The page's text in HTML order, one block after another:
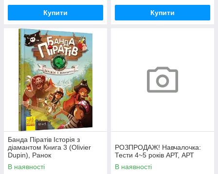
Купити Купити
Банда Піратів Історія з
діамантом Книга 3 (Olivier
Dupin), Ранок
В наявності
РОЗПРОДАЖ! Навчалочка:
Тести 4~5 років АРТ, АРТ
В наявності